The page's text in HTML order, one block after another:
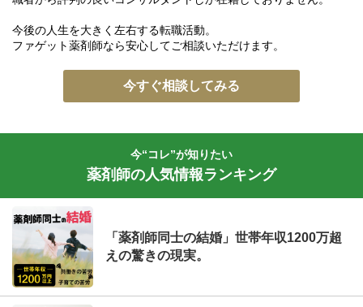
今後の人生を大きく左右する転職活動。
ファゲット薬剤師なら安心してご相談いただけます。
今すぐ相談してみる
今“コレ”が知りたい
薬剤師の人気情報ランキング
「薬剤師同士の結婚」世帯年収1200万超
えの驚きの現実。